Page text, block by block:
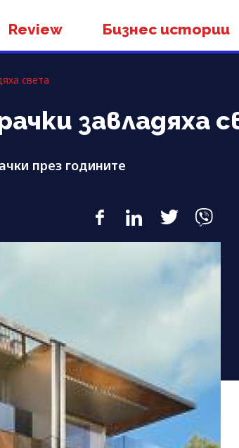
Review Бизнес истории
света
завладяха
през годините